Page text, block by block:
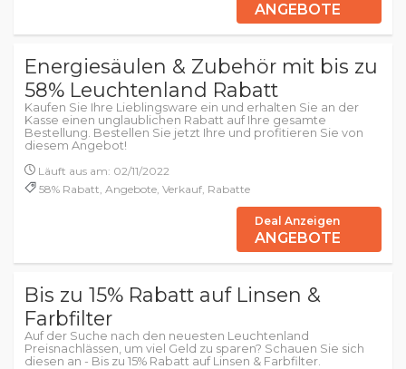
ANGEBOTE
Energiesäulen & Zubehör mit bis zu
58% Leuchtenland Rabatt
Kaufen Sie Ihre Lieblingsware ein und erhalten Sie an der
Kasse einen unglaublichen Rabatt auf Ihre gesamte
Bestellung. Bestellen Sie jetzt Ihre und profitieren Sie von
diesem Angebot!
Läuft aus am: 02/11/2022
58% Rabatt, Angebote, Verkauf, Rabatte
Deal Anzeigen
ANGEBOTE
Bis zu 15% Rabatt auf Linsen &
Farbfilter
Auf der Suche nach den neuesten Leuchtenland
Preisnachlässen, um viel Geld zu sparen? Schauen Sie sich
diesen an - Bis zu 15% Rabatt auf Linsen & Farbfilter.